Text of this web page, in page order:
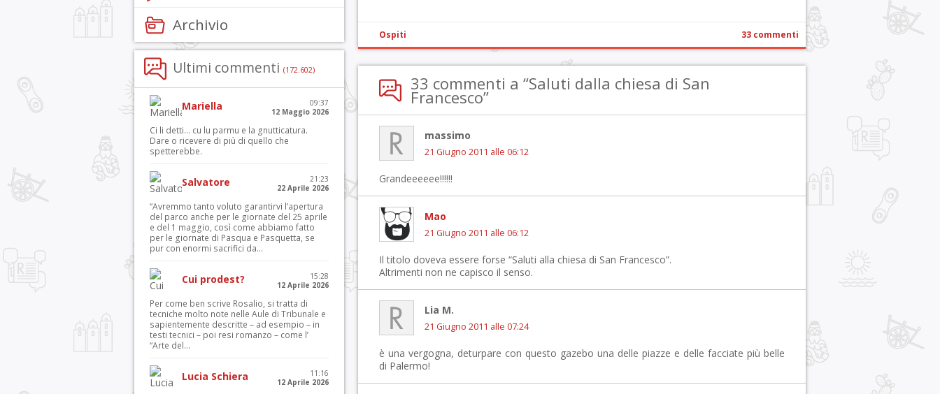
Ospiti 33 commenti
33 commenti a “Saluti dalla chiesa di San
Francesco”
massimo
21 Giugno 2011 alle 06:12
Grandeeeeee!!!!!!
Mao
21 Giugno 2011 alle 06:12
Il titolo doveva essere forse “Saluti alla chiesa di San Francesco”.
Altrimenti non ne capisco il senso.
Lia M.
21 Giugno 2011 alle 07:24
è una vergogna, deturpare con questo gazebo una delle piazze e delle facciate più belle
di Palermo!
Archivio
Ultimi commenti (172.602)
Mariella
09:37
12 Maggio 2026
Ci li detti… cu lu parmu e la gnutticatura.
Dare o ricevere di più di quello che
spetterebbe.
Salvatore
21:23
22 Aprile 2026
“Avremmo tanto voluto garantirvi l’apertura
del parco anche per le giornate del 25 aprile
e del 1 maggio, così come abbiamo fatto
per le giornate di Pasqua e Pasquetta, se
pur con enormi sacrifici da...
Cui prodest?
15:28
12 Aprile 2026
Per come ben scrive Rosalio, si tratta di
tecniche molto note nelle Aule di Tribunale e
sapientemente descritte – ad esempio – in
testi tecnici – poi resi romanzo – come l’
“Arte del...
Lucia Schiera
11:16
12 Aprile 2026